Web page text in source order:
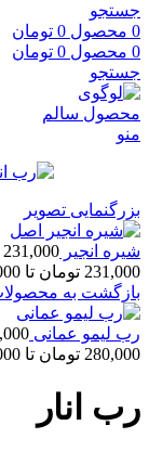
جستجو
0 محصول 0 تومان
0 محصول 0 تومان
جستجو
منو
بزرگنمایی تصویر
شیره انجیر 231,000
231,000 تومان تا 4,284,000 تومان
بازگشت به
رب لیمو عمانی
280,000 تومان تا 2,100,000 تومان
رب انار